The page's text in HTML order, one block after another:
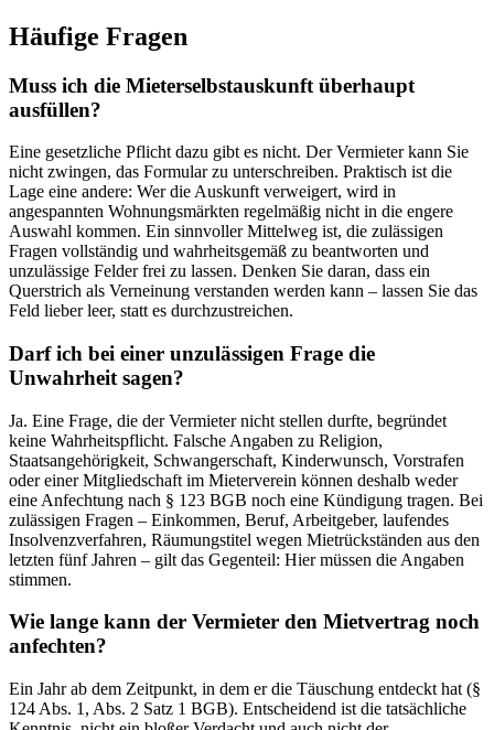
Häufige Fragen
Muss ich die Mieterselbstauskunft überhaupt
ausfüllen?
Eine gesetzliche Pflicht dazu gibt es nicht. Der Vermieter kann Sie
nicht zwingen, das Formular zu unterschreiben. Praktisch ist die
Lage eine andere: Wer die Auskunft verweigert, wird in
angespannten Wohnungsmärkten regelmäßig nicht in die engere
Auswahl kommen. Ein sinnvoller Mittelweg ist, die zulässigen
Fragen vollständig und wahrheitsgemäß zu beantworten und
unzulässige Felder frei zu lassen. Denken Sie daran, dass ein
Querstrich als Verneinung verstanden werden kann – lassen Sie das
Feld lieber leer, statt es durchzustreichen.
Darf ich bei einer unzulässigen Frage die
Unwahrheit sagen?
Ja. Eine Frage, die der Vermieter nicht stellen durfte, begründet
keine Wahrheitspflicht. Falsche Angaben zu Religion,
Staatsangehörigkeit, Schwangerschaft, Kinderwunsch, Vorstrafen
oder einer Mitgliedschaft im Mieterverein können deshalb weder
eine Anfechtung nach § 123 BGB noch eine Kündigung tragen. Bei
zulässigen Fragen – Einkommen, Beruf, Arbeitgeber, laufendes
Insolvenzverfahren, Räumungstitel wegen Mietrückständen aus den
letzten fünf Jahren – gilt das Gegenteil: Hier müssen die Angaben
stimmen.
Wie lange kann der Vermieter den Mietvertrag noch
anfechten?
Ein Jahr ab dem Zeitpunkt, in dem er die Täuschung entdeckt hat (§
124 Abs. 1, Abs. 2 Satz 1 BGB). Entscheidend ist die tatsächliche